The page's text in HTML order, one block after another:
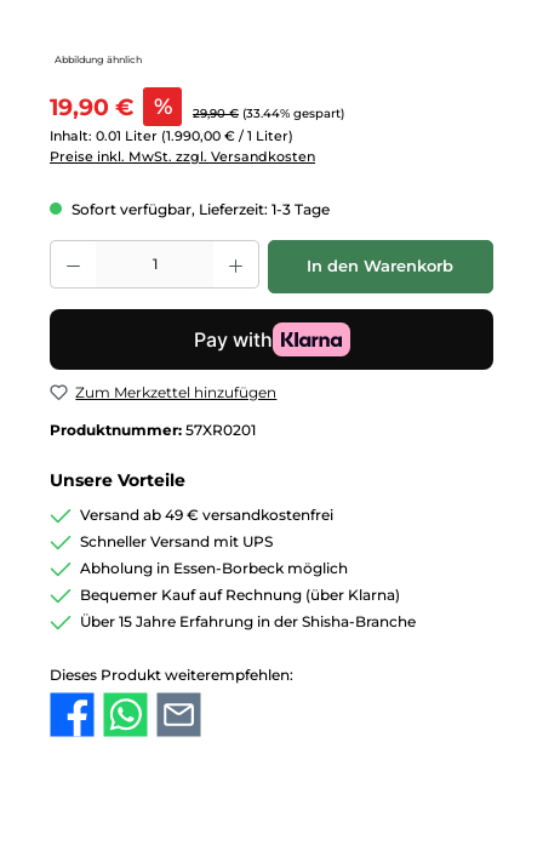
Abbildung ähnlich
Verkaufspreis:
19,90 € % Regulärer Preis:
29,90 € (33.44% gespart)
Inhalt: 0.01 Liter (1.990,00 € / 1 Liter)
Preise inkl. MwSt. zzgl. Versandkosten
Sofort verfügbar, Lieferzeit: 1-3 Tage
Produkt Anzahl: Gib den gewünschten Wert ein oder benutze die
In den Warenkorb
Zum Merkzettel hinzufügen
Produktnummer: 57XR0201
Unsere Vorteile
Versand ab 49 € versandkostenfrei
Schneller Versand mit UPS
Abholung in Essen-Borbeck möglich
Bequemer Kauf auf Rechnung (über Klarna)
Über 15 Jahre Erfahrung in der Shisha-Branche
Dieses Produkt weiterempfehlen: